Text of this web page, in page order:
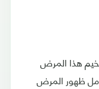
هذا المرض
ظهور المرض